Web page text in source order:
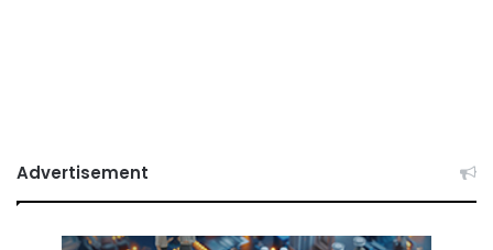
Advertisement